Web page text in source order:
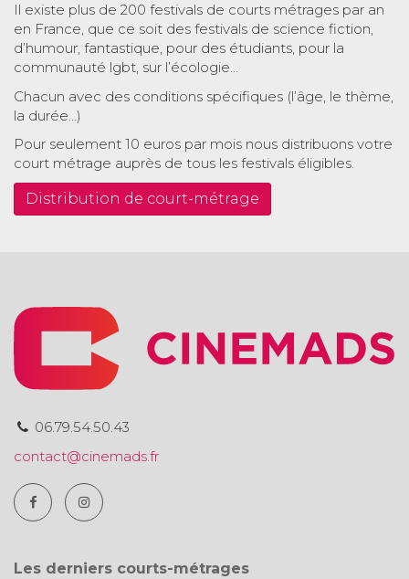
Il existe plus de 200 festivals de courts métrages par an
en France, que ce soit des festivals de science fiction,
d’humour, fantastique, pour des étudiants, pour la
communauté lgbt, sur l’écologie…
Chacun avec des conditions spécifiques (l’âge, le thème,
la durée…)
Pour seulement 10 euros par mois nous distribuons votre
court métrage auprès de tous les festivals éligibles.
Distribution de court-métrage
06.79.54.50.43
contact@cinemads.fr
Les derniers courts-métrages